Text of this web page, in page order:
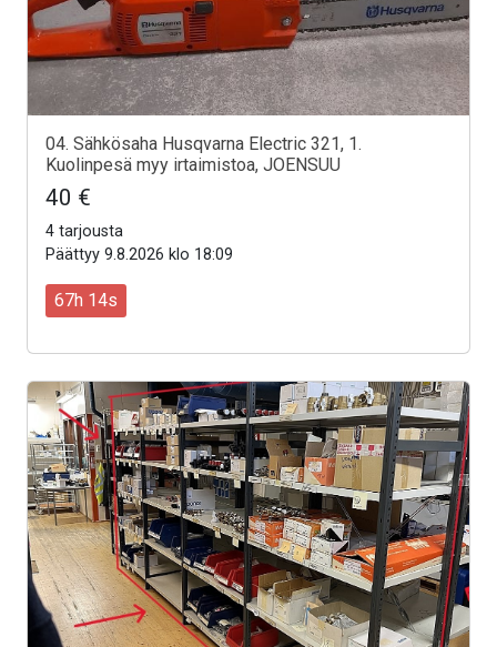
04. Sähkösaha Husqvarna Electric 321, 1.
Kuolinpesä myy irtaimistoa, JOENSUU
40 €
4 tarjousta
Päättyy 9.8.2026 klo 18:09
67h 12s